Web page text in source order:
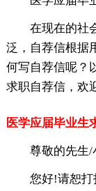
在现在的社
泛，自荐信根据
何写自荐信呢？
求职自荐信，欢
医学应届毕业生
尊敬的先生/
您好!请恕